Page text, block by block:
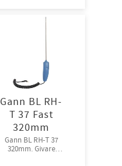
Gann BL RH-
T 37 Fast
320mm
Gann BL RH-T 37
320mm. Givare